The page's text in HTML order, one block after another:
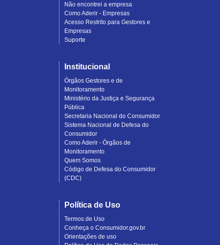
Não encontrei a empresa
Como Aderir - Empresas
Acesso Restrito para Gestores e
Empresas
Suporte
Institucional
Órgãos Gestores e de
Monitoramento
Ministério da Justiça e Segurança
Pública
Secretaria Nacional do Consumidor
Sistema Nacional de Defesa do
Consumidor
Como Aderir - Órgãos de
Monitoramento
Quem Somos
Código de Defesa do Consumidor
(CDC)
Política de Uso
Termos de Uso
Conheça o Consumidor.gov.br
Orientações de uso